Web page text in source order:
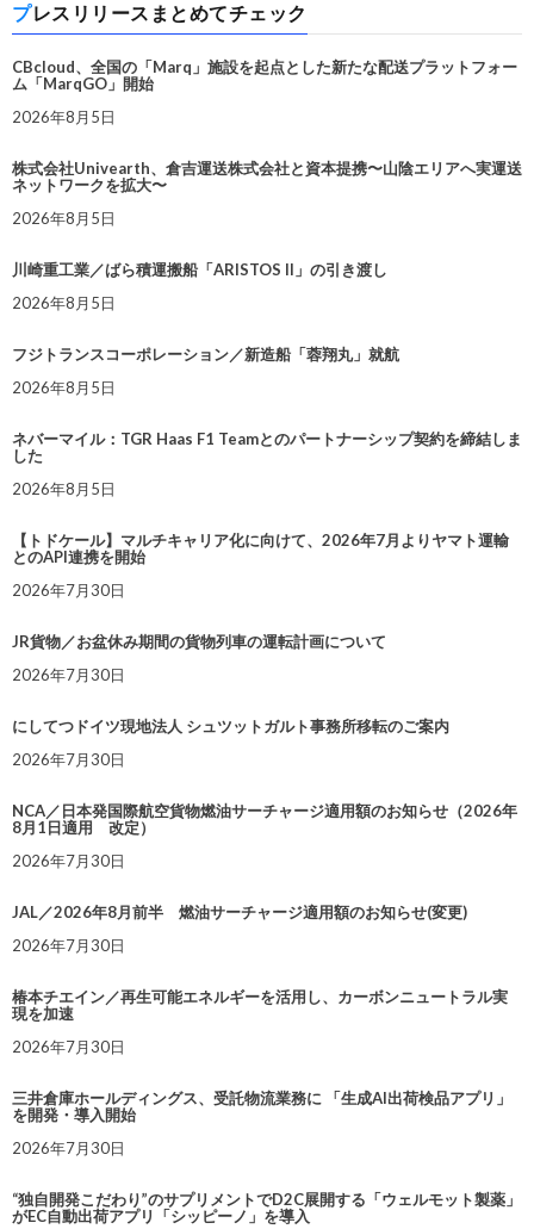
プレスリリースまとめてチェック
CBcloud、全国の「Marq」施設を起点とした新たな配送プラットフォー
ム「MarqGO」開始
2026年8月5日
株式会社Univearth、倉吉運送株式会社と資本提携〜山陰エリアへ実運送
ネットワークを拡大〜
2026年8月5日
川崎重工業／ばら積運搬船「ARISTOS II」の引き渡し
2026年8月5日
フジトランスコーポレーション／新造船「蓉翔丸」就航
2026年8月5日
ネバーマイル：TGR Haas F1 Teamとのパートナーシップ契約を締結しま
した
2026年8月5日
【トドケール】マルチキャリア化に向けて、2026年7月よりヤマト運輸
とのAPI連携を開始
2026年7月30日
JR貨物／お盆休み期間の貨物列車の運転計画について
2026年7月30日
にしてつドイツ現地法人 シュツットガルト事務所移転のご案内
2026年7月30日
NCA／日本発国際航空貨物燃油サーチャージ適用額のお知らせ（2026年
8月1日適用 改定）
2026年7月30日
JAL／2026年8月前半 燃油サーチャージ適用額のお知らせ(変更)
2026年7月30日
椿本チエイン／再生可能エネルギーを活用し、カーボンニュートラル実
現を加速
2026年7月30日
三井倉庫ホールディングス、受託物流業務に 「生成AI出荷検品アプリ」
を開発・導入開始
2026年7月30日
“独自開発こだわり”のサプリメントでD2C展開する「ウェルモット製薬」
がEC自動出荷アプリ「シッピーノ」を導入